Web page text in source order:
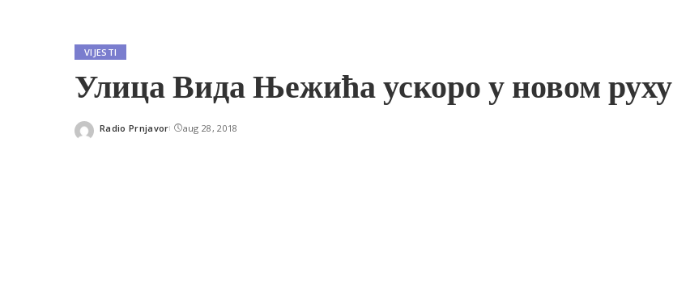
VIJESTI
Улица Вида Њежића ускоро у новом руху
Posted
Radio Prnjavor aug 28, 2018